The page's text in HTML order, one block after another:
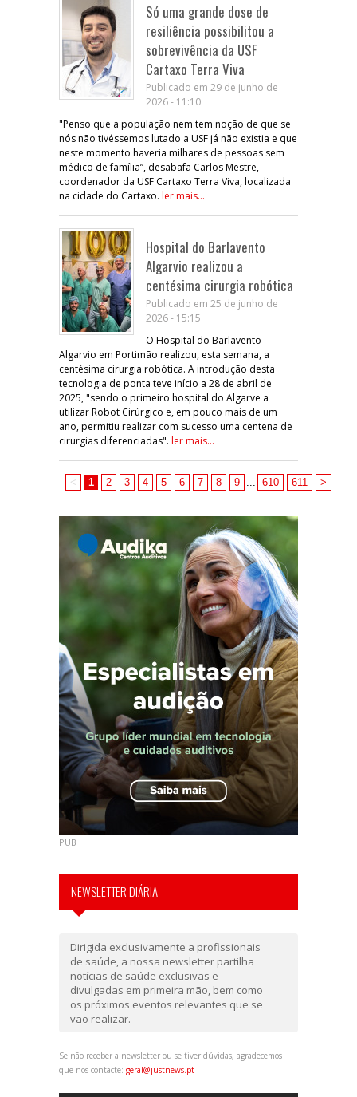
Só uma grande dose de
resiliência possibilitou a
sobrevivência da USF
Cartaxo Terra Viva
Publicado em 29 de junho de
2026 - 11:10
"Penso que a população nem tem noção de que se
nós não tivéssemos lutado a USF já não existia e que
neste momento haveria milhares de pessoas sem
médico de família”, desabafa Carlos Mestre,
coordenador da USF Cartaxo Terra Viva, localizada
na cidade do Cartaxo. ler mais...
Hospital do Barlavento
Algarvio realizou a
centésima cirurgia robótica
Publicado em 25 de junho de
2026 - 15:15
O Hospital do Barlavento
Algarvio em Portimão realizou, esta semana, a
centésima cirurgia robótica. A introdução desta
tecnologia de ponta teve início a 28 de abril de
2025, "sendo o primeiro hospital do Algarve a
utilizar Robot Cirúrgico e, em pouco mais de um
ano, permitiu realizar com sucesso uma centena de
cirurgias diferenciadas". ler mais...
< 1 2 3 4 5 6 7 8 9 610 611 >
PUB
NEWSLETTER DIÁRIA
Dirigida exclusivamente a profissionais
de saúde, a nossa newsletter partilha
notícias de saúde exclusivas e
divulgadas em primeira mão, bem como
os próximos eventos relevantes que se
vão realizar.
Se não receber a newsletter ou se tiver dúvidas, agradecemos
que nos contacte: geral@justnews.pt